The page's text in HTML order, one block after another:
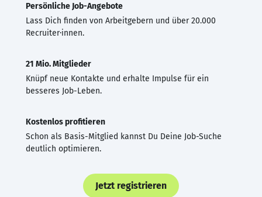
Persönliche Job-Angebote
Lass Dich finden von Arbeitgebern und über 20.000
Recruiter·innen.
21 Mio. Mitglieder
Knüpf neue Kontakte und erhalte Impulse für ein
besseres Job-Leben.
Kostenlos profitieren
Schon als Basis-Mitglied kannst Du Deine Job-Suche
deutlich optimieren.
Jetzt registrieren